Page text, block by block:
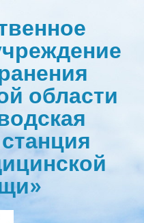
области